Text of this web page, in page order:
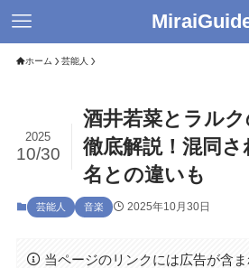
ホーム 芸能人
酒井若菜とラル
徹底解説！混同
名との違いも
2025
10/30
芸能人 音楽 2025年10月30日
当ページのリンクには広告が含ま